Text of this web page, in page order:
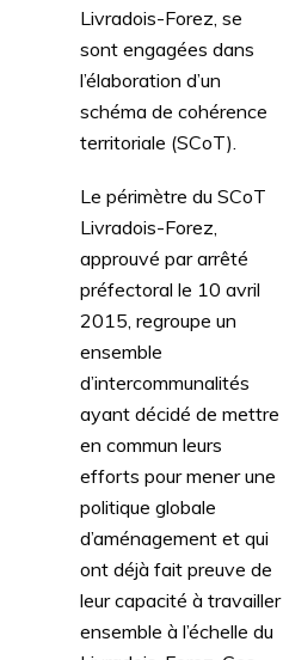
Livradois-Forez, se
sont engagées dans
l’élaboration d’un
schéma de cohérence
territoriale (SCoT).
Le périmètre du SCoT
Livradois-Forez,
approuvé par arrêté
préfectoral le 10 avril
2015, regroupe un
ensemble
d’intercommunalités
ayant décidé de mettre
en commun leurs
efforts pour mener une
politique globale
d’aménagement et qui
ont déjà fait preuve de
leur capacité à travailler
ensemble à l’échelle du